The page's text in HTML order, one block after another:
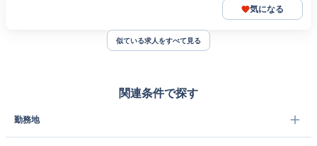
気になる
似ている求人をすべて見る
関連条件で探す
勤務地